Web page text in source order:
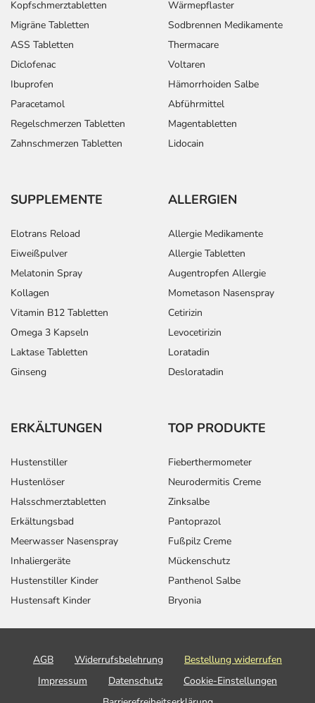
Kopfschmerztabletten
Migräne Tabletten
ASS Tabletten
Diclofenac
Ibuprofen
Paracetamol
Regelschmerzen Tabletten
Zahnschmerzen Tabletten
Wärmepflaster
Sodbrennen Medikamente
Thermacare
Voltaren
Hämorrhoiden Salbe
Abführmittel
Magentabletten
Lidocain
SUPPLEMENTE
Elotrans Reload
Eiweißpulver
Melatonin Spray
Kollagen
Vitamin B12 Tabletten
Omega 3 Kapseln
Laktase Tabletten
Ginseng
ALLERGIEN
Allergie Medikamente
Allergie Tabletten
Augentropfen Allergie
Mometason Nasenspray
Cetirizin
Levocetirizin
Loratadin
Desloratadin
ERKÄLTUNGEN
Hustenstiller
Hustenlöser
Halsschmerztabletten
Erkältungsbad
Meerwasser Nasenspray
Inhaliergeräte
Hustenstiller Kinder
Hustensaft Kinder
TOP PRODUKTE
Fieberthermometer
Neurodermitis Creme
Zinksalbe
Pantoprazol
Fußpilz Creme
Mückenschutz
Panthenol Salbe
Bryonia
AGB Widerrufsbelehrung
Bestellung widerrufen
Impressum
Datenschutz
Cookie-Einstellungen